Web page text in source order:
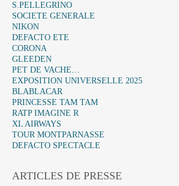
S.PELLEGRINO
SOCIETE GENERALE
NIKON
DEFACTO ETE
CORONA
GLEEDEN
PET DE VACHE…
EXPOSITION UNIVERSELLE 2025
BLABLACAR
PRINCESSE TAM TAM
RATP IMAGINE R
XL AIRWAYS
TOUR MONTPARNASSE
DEFACTO SPECTACLE
ARTICLES DE PRESSE